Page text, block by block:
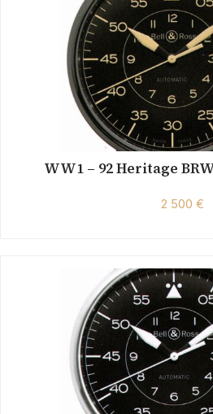
WW1 – 92 Heritage
2 500 €